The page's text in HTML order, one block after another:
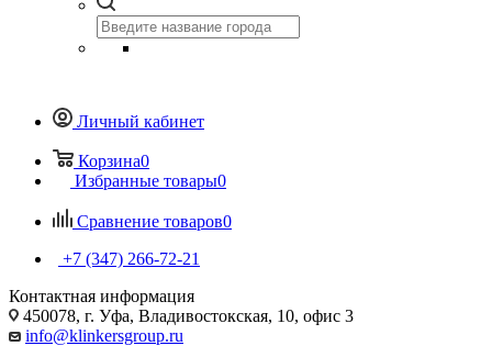
Личный кабинет
Корзина0
Избранные товары0
Сравнение товаров0
+7 (347) 266-72-21
Контактная информация
450078, г. Уфа, Владивостокская, 10, офис 3
info@klinkersgroup.ru